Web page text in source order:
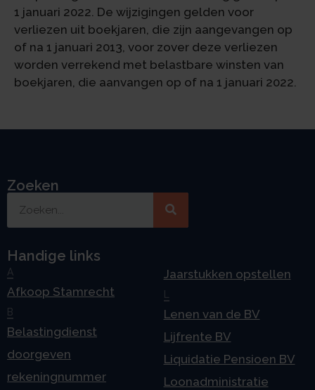
1 januari 2022. De wijzigingen gelden voor
verliezen uit boekjaren, die zijn aangevangen op
of na 1 januari 2013, voor zover deze verliezen
worden verrekend met belastbare winsten van
boekjaren, die aanvangen op of na 1 januari 2022.
Zoeken
Handige links
A
Afkoop Stamrecht
B
Belastingdienst
doorgeven
rekeningnummer
Jaarstukken opstellen
Lenen van de BV
Lijfrente BV
Liquidatie Pensioen BV
Loonadministratie